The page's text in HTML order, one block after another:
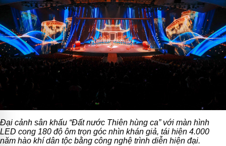
Đại cảnh sân khấu “Đất nước Thiên hùng ca” với màn hình
LED cong 180 độ ôm trọn góc nhìn khán giả, tái hiện 4.000
năm hào khí dân tộc bằng công nghệ trình diễn hiện đại.